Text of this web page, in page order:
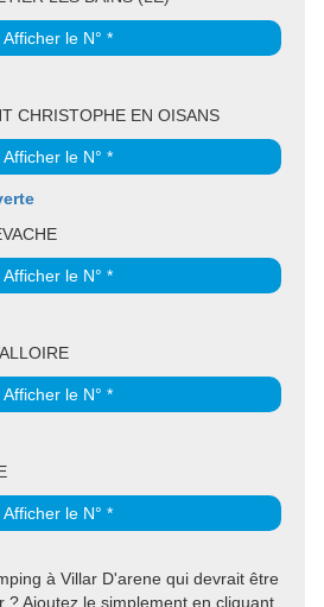
Afficher le N° *
CHRISTOPHE EN OISANS
Afficher le N° *
Afficher le N° *
Afficher le N° *
Afficher le N° *
à Villar D'arene qui devrait être
? Ajoutez le simplement en cliquant